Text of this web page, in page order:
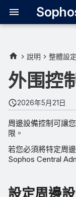
設定周邊設備控制
設定存取原則
說明 整體設定
外围控
2026年5月21日
周邊設備控制可讓
限。
若您必須將特定周
Sophos Central
設定周邊